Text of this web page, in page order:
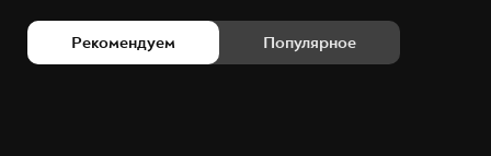
Рекомендуем Популярное